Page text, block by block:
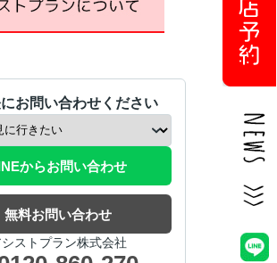
お問い合わせください
からお問い合わせ
無料お問い合わせ
シストプラン株式会社